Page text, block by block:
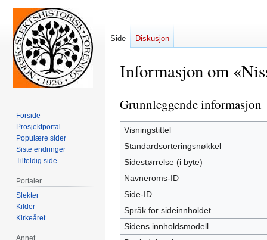
Informasjon om
Hopp
til
navigering
Hopp
til
søk
Grunnleggende informasjon
Visningstittel
Standardsorteringsnøkkel
Sidestørrelse (i byte)
Navneroms-ID
Side-ID
Språk for sideinnholdet
Sidens innholdsmodell
Side Diskusjon
Forside
Prosjektportal
Populære sider
Siste endringer
Tilfeldig side
Portaler
Slekter
Kilder
Kirkeåret
Annet